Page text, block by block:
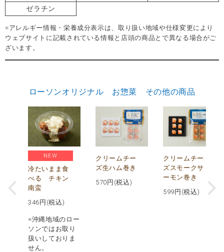
ゼラチン
※アレルギー情報・栄養成分表示は、取り扱い地域や仕様変更により
ウェブサイトに記載されている情報と店頭の商品とで異なる場合がご
ざいます。
ローソンオリジナル お惣菜 その他の商品
NEW
冷たいまま食
べる チキン
南蛮
346 円(税込)
※沖縄地域のロー
ソンではお取り
扱いしておりま
せん。
クリームチー
ズ生ハム巻き
570 円(税込)
クリームチー
ズスモークサ
ーモン巻き
599 円(税込)